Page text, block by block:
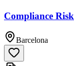
Compliance
Barcelona